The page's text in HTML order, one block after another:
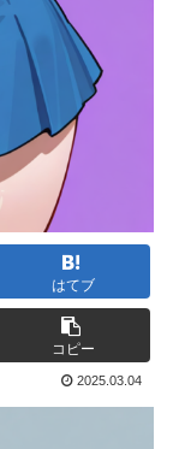
はてブ
コピー
2025.03.04